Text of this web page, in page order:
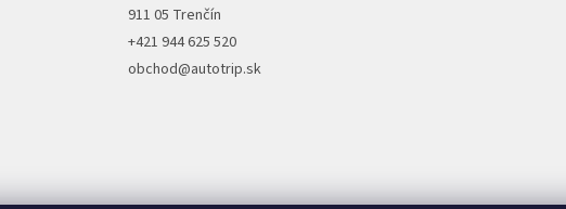
911 05 Trenčín
+421 944 625 520
obchod@autotrip.sk